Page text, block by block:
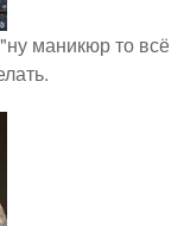
маникюр то всё